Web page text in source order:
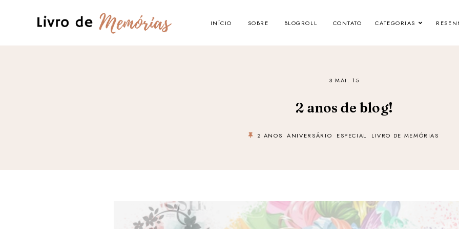
INÍCIO SOBRE BLOGROLL CONTATO CATEGORIAS
3 MAI. 15
2 anos de blog!
2 ANOS ANIVERSÁRIO ESPECIAL LIVRO DE MEMÓRIAS